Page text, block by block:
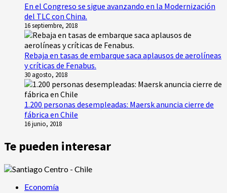
En el Congreso se sigue avanzando en la Modernización
del TLC con China.
16 septiembre, 2018
Rebaja en tasas de embarque saca aplausos de aerolíneas
y críticas de Fenabus.
30 agosto, 2018
1.200 personas desempleadas: Maersk anuncia cierre de
fábrica en Chile
16 junio, 2018
Te pueden interesar
Economía